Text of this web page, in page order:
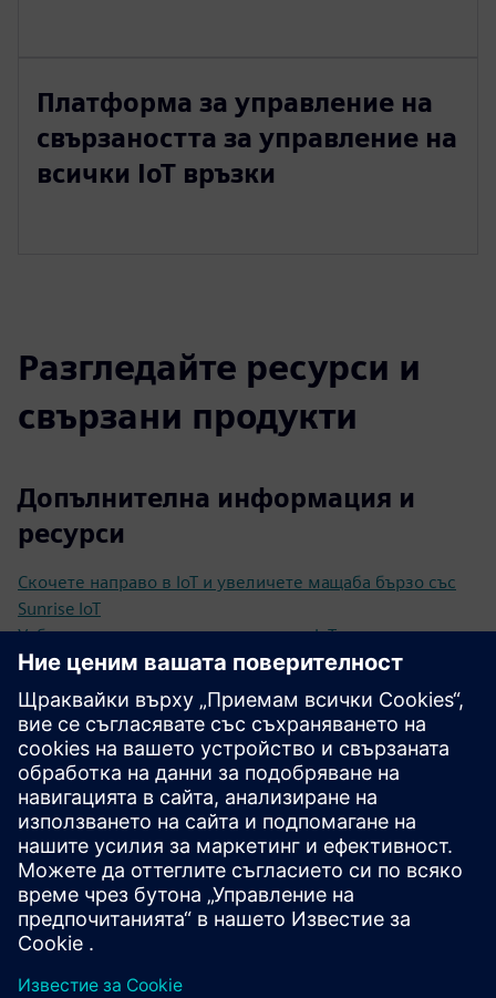
Платформа за управление на
свързаността за управление на
всички IoT връзки
Разгледайте ресурси и
свързани продукти
Допълнителна информация и
ресурси
Скочете направо в IoT и увеличете мащаба бързо със
Sunrise IoT
Уеб магазин за стартерни услуги на IoT
Платформа за управление на бизнес свързаността
Sunrise (CMP)
Вдъхновяващи IoT истории и случаи на употреба на
Sunrise
От тестова аларма до интелигентен град бъдещето с
Kockum Sonics и интелигентни сирени
Основи на IoT, тенденции и практически пример в
бялата книга на Sunrise IoT
Предпоставки